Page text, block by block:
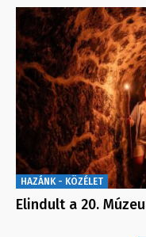
HAZÁNK - KÖZÉLET
Elindult a 20.